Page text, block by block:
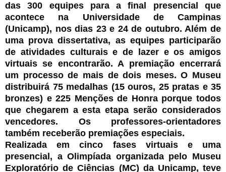
das 300 equipes para a final presencial que
acontece na Universidade de Campinas
(Unicamp), nos dias 23 e 24 de outubro. Além de
uma prova dissertativa, as equipes participarão
de atividades culturais e de lazer e os amigos
virtuais se encontrarão. A premiação encerrará
um processo de mais de dois meses. O Museu
distribuirá 75 medalhas (15 ouros, 25 pratas e 35
bronzes) e 225 Menções de Honra porque todos
que chegarem a esta etapa serão considerados
vencedores. Os professores-orientadores
também receberão premiações especiais.
Realizada em cinco fases virtuais e uma
presencial, a Olimpíada organizada pelo Museu
Exploratório de Ciências (MC) da Unicamp, teve